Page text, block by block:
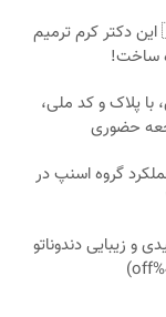
برای اولین بار در ایران🇮🇷 این دکتر کرم ترمیم
با پلاک و کد ملی،
حضوری
گروه اسنپ در
و زیبایی دندوناتو